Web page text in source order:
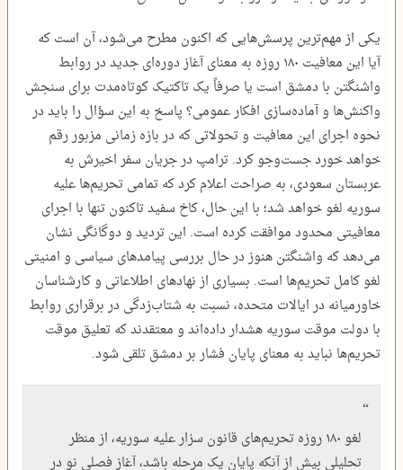
یکی از مهم‌ترین پرسش‌هایی که اکنون مطرح می‌شود، آن است که
آیا این معافیت ۱۸۰ روزه به معنای آغاز دوره‌ای جدید در روابط
واشنگتن با دمشق است یا صرفاً یک تاکتیک کوتاه‌مدت برای سنجش
واکنش‌ها و آماده‌سازی افکار عمومی؟ پاسخ به این سؤال را باید در
نحوه اجرای این معافیت و تحولاتی که در بازه زمانی مزبور رقم
خواهد خورد جست‌وجو کرد. ترامپ در جریان سفر اخیرش به
عربستان سعودی، به‌ صراحت اعلام کرد که تمامی تحریم‌ها علیه
سوریه لغو خواهد شد؛ با این حال، کاخ سفید تاکنون تنها با اجرای
معافیتی محدود موافقت کرده است. این تردید و دوگانگی نشان
می‌دهد که واشنگتن هنوز در حال بررسی پیامدهای سیاسی و امنیتی
لغو کامل تحریم‌ها است. بسیاری از نهادهای اطلاعاتی و کارشناسان
خاورمیانه در ایالات متحده، نسبت به شتاب‌زدگی در برقراری روابط
با دولت موقت سوریه هشدار داده‌اند و معتقدند که تعلیق موقت
تحریم‌ها نباید به معنای پایان فشار بر دمشق تلقی شود.
لغو ۱۸۰ روزه تحریم‌های قانون سزار علیه سوریه، از منظر
تحلیلی بیش از آنکه پایان یک مرحله باشد، آغاز فصلی نو در